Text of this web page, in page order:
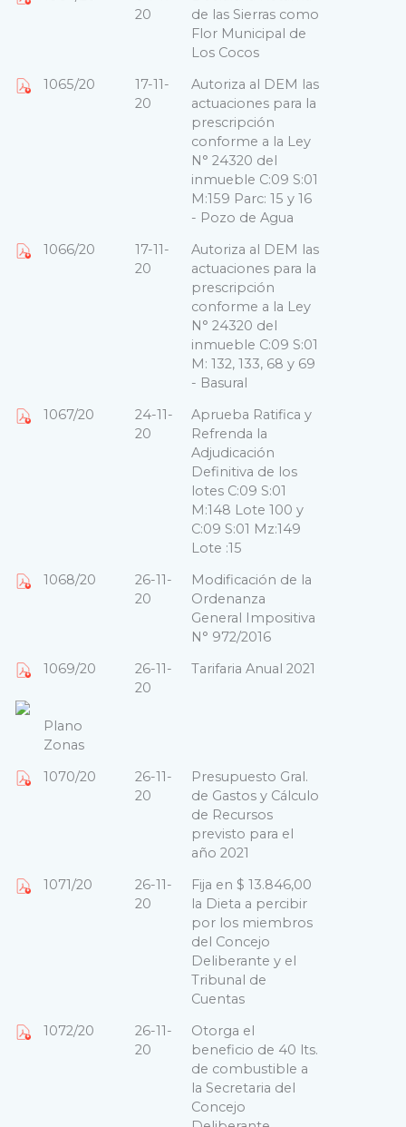
20
de las Sierras como
Flor Municipal de
Los Cocos
1065/20
17-11-
20
Autoriza al DEM las
actuaciones para la
prescripción
conforme a la Ley
N° 24320 del
inmueble C:09 S:01
M:159 Parc: 15 y 16
- Pozo de Agua
1066/20
17-11-
20
Autoriza al DEM las
actuaciones para la
prescripción
conforme a la Ley
N° 24320 del
inmueble C:09 S:01
M: 132, 133, 68 y 69
- Basural
1067/20
24-11-
20
Aprueba Ratifica y
Refrenda la
Adjudicación
Definitiva de los
lotes C:09 S:01
M:148 Lote 100 y
C:09 S:01 Mz:149
Lote :15
1068/20
26-11-
20
Modificación de la
Ordenanza
General Impositiva
N° 972/2016
1069/20
Plano
Zonas
26-11-
20
Tarifaria Anual 2021
1070/20
26-11-
20
Presupuesto Gral.
de Gastos y Cálculo
de Recursos
previsto para el
año 2021
1071/20
26-11-
20
Fija en $ 13.846,00
la Dieta a percibir
por los miembros
del Concejo
Deliberante y el
Tribunal de
Cuentas
1072/20
26-11-
20
Otorga el
beneficio de 40 lts.
de combustible a
la Secretaria del
Concejo